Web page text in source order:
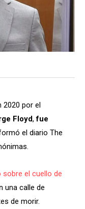
2020 por el
Floyd,fue
el diario The
sobre el cuello de
una calle de
de morir.